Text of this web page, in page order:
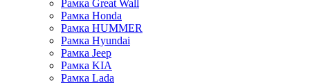
Рамка Great Wall
Рамка Honda
Рамка HUMMER
Рамка Hyundai
Рамка Jeep
Рамка KIA
Рамка Lada